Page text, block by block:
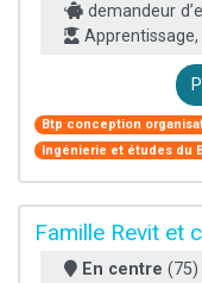
demandeur
Btp conception
Ingénierie et études du
Famille Revit et
En centre (75)